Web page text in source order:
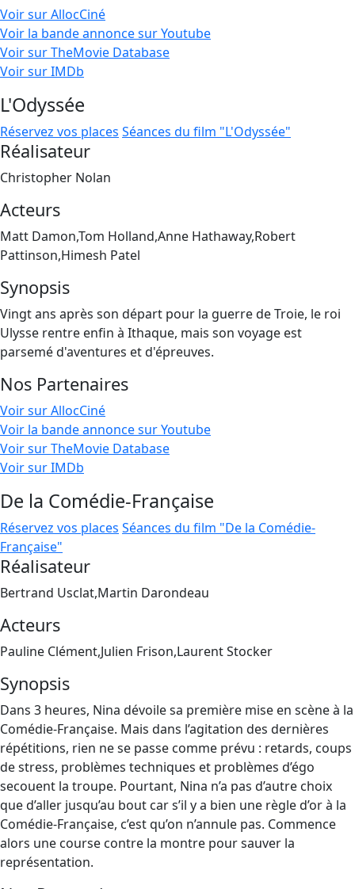
Voir sur AllocCiné
Voir la bande annonce sur Youtube
Voir sur TheMovie Database
Voir sur IMDb
L'Odyssée
Réservez vos places Séances du film "L'Odyssée"
Réalisateur
Christopher Nolan
Acteurs
Matt Damon,Tom Holland,Anne Hathaway,Robert
Pattinson,Himesh Patel
Synopsis
Vingt ans après son départ pour la guerre de Troie, le roi
Ulysse rentre enfin à Ithaque, mais son voyage est
parsemé d'aventures et d'épreuves.
Nos Partenaires
Voir sur AllocCiné
Voir la bande annonce sur Youtube
Voir sur TheMovie Database
Voir sur IMDb
De la Comédie-Française
Réservez vos places Séances du film "De la Comédie-
Française"
Réalisateur
Bertrand Usclat,Martin Darondeau
Acteurs
Pauline Clément,Julien Frison,Laurent Stocker
Synopsis
Dans 3 heures, Nina dévoile sa première mise en scène à la
Comédie-Française. Mais dans l’agitation des dernières
répétitions, rien ne se passe comme prévu : retards, coups
de stress, problèmes techniques et problèmes d’égo
secouent la troupe. Pourtant, Nina n’a pas d’autre choix
que d’aller jusqu’au bout car s’il y a bien une règle d’or à la
Comédie-Française, c’est qu’on n’annule pas. Commence
alors une course contre la montre pour sauver la
représentation.